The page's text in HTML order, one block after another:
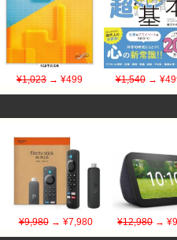
¥1,023 → ¥499 ¥1,540→
¥9,980→ ¥7,980 ¥12,980→